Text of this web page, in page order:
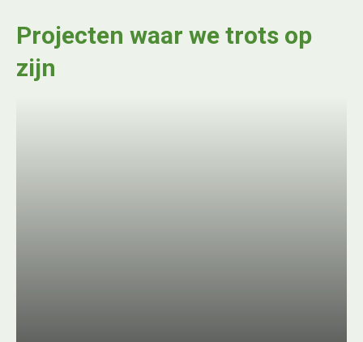
Projecten waar we trots op
zijn